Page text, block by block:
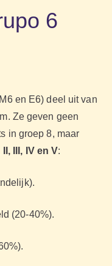
6
en E6) deel uit van
Ze geven geen
in groep 8, maar
II, III, IV en V:
(20-40%).